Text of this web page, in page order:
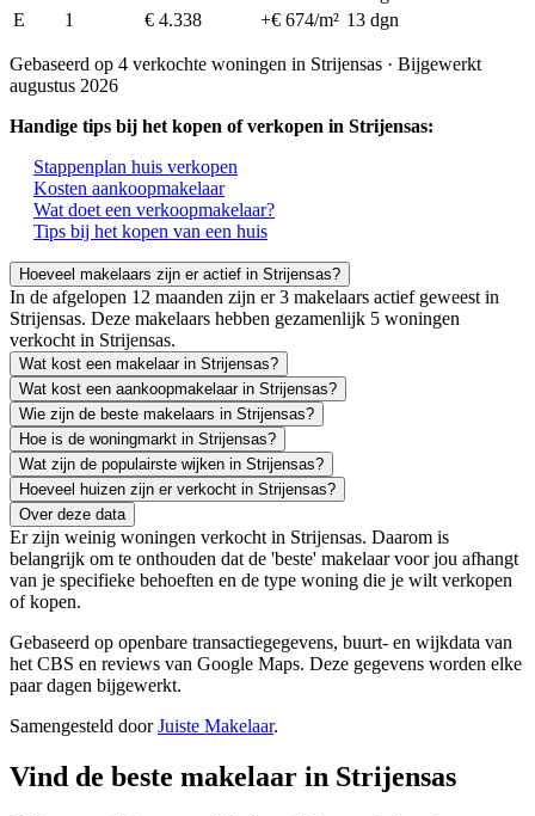
E
1 € 4.338 +€ 674/m² 13 dgn
Gebaseerd op 4 verkochte woningen in Strijensas · Bijgewerkt
augustus 2026
Handige tips bij het kopen of verkopen in Strijensas:
Stappenplan huis verkopen
Kosten aankoopmakelaar
Wat doet een verkoopmakelaar?
Tips bij het kopen van een huis
Hoeveel makelaars zijn er actief in Strijensas?
In de afgelopen 12 maanden zijn er 3 makelaars actief geweest in
Strijensas. Deze makelaars hebben gezamenlijk 5 woningen
verkocht in Strijensas.
Wat kost een makelaar in Strijensas?
Wat kost een aankoopmakelaar in Strijensas?
Wie zijn de beste makelaars in Strijensas?
Hoe is de woningmarkt in Strijensas?
Wat zijn de populairste wijken in Strijensas?
Hoeveel huizen zijn er verkocht in Strijensas?
Over deze data
Er zijn weinig woningen verkocht in Strijensas. Daarom is
belangrijk om te onthouden dat de 'beste' makelaar voor jou afhangt
van je specifieke behoeften en de type woning die je wilt verkopen
of kopen.
Gebaseerd op openbare transactiegegevens, buurt- en wijkdata van
het CBS en reviews van Google Maps. Deze gegevens worden elke
paar dagen bijgewerkt.
Samengesteld doorJuiste Makelaar.
Vind de beste makelaar in Strijensas